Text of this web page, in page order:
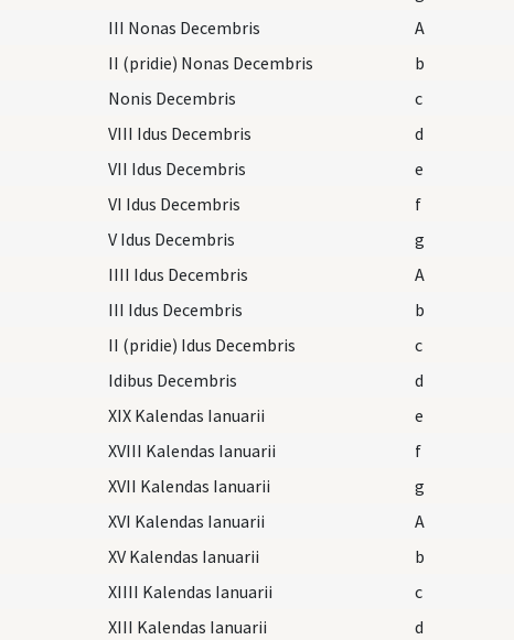
III Nonas Decembris
A
II (pridie) Nonas Decembris
b
Nonis Decembris
c
VIII Idus Decembris
d
VII Idus Decembris
e
VI Idus Decembris
f
V Idus Decembris
g
IIII Idus Decembris
A
III Idus Decembris
b
II (pridie) Idus Decembris
c
Idibus Decembris
d
XIX Kalendas Ianuarii
e
XVIII Kalendas Ianuarii
f
XVII Kalendas Ianuarii
g
XVI Kalendas Ianuarii
A
XV Kalendas Ianuarii
b
XIIII Kalendas Ianuarii
c
XIII Kalendas Ianuarii
d